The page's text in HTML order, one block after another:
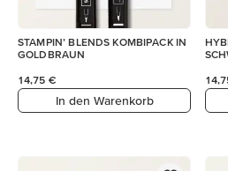
STAMPIN’ BLENDS KOMBIPACK IN
GOLDBRAUN
14,75 €
In den Warenkorb